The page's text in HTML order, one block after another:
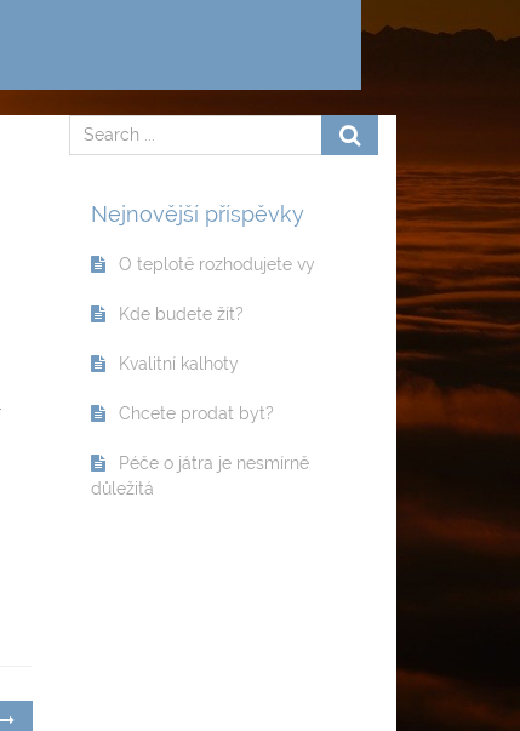
Nejnovější příspěvky
O teplotě rozhodujete vy
Kde budete žít?
Kvalitní kalhoty
Chcete prodat byt?
Péče o játra je nesmírně
důležitá